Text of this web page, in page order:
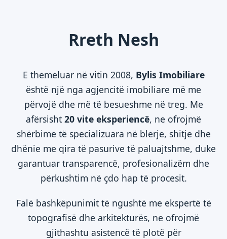
Rreth Nesh
E themeluar në vitin 2008, Bylis Imobiliare
është një nga agjencitë imobiliare më me
përvojë dhe më të besueshme në treg. Me
afërsisht 20 vite eksperiencë, ne ofrojmë
shërbime të specializuara në blerje, shitje dhe
dhënie me qira të pasurive të paluajtshme, duke
garantuar transparencë, profesionalizëm dhe
përkushtim në çdo hap të procesit.
Falë bashkëpunimit të ngushtë me ekspertë të
topografisë dhe arkitekturës, ne ofrojmë
gjithashtu asistencë të plotë për